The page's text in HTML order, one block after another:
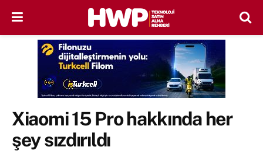
Xiaomi 15 Pro hakkında her
şey sızdırıldı